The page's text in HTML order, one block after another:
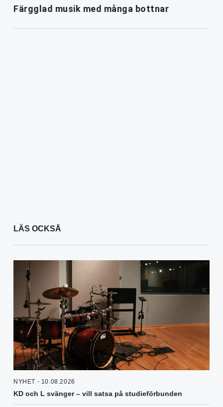
Färgglad musik med många bottnar
LÄS OCKSÅ
NYHET - 10.08.2026
KD och L svänger – vill satsa på studieförbunden